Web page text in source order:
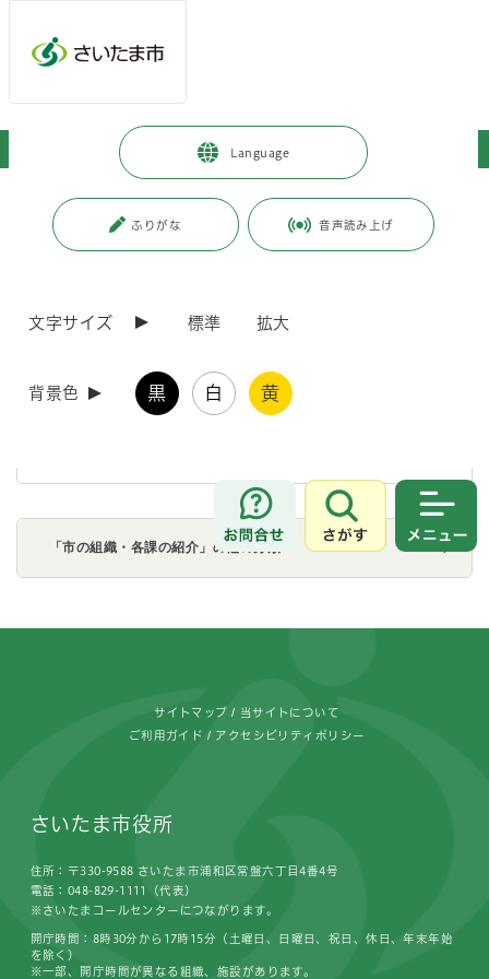
Language
ふりがな 音声読み上げ
文字サイズ 標準 拡大
背景色 黒 白 黄
お問合せ
さがす
市政情報 市の組織・各課の紹介 市の組織図
市の組織図
さいたま市の組織の紹介
さいたま市では簡素で効率的な組織を目指しています。
さいたま市の組織図はこちらです。
「市の組織・各課の紹介」の他の分類
サイトマップ 当サイトについて
ご利用ガイド アクセシビリティポリシー
さいたま市役所
住所：〒330-9588 さいたま市浦和区常盤六丁目4番4号
電話：048-829-1111（代表）
※さいたまコールセンターにつながります。
開庁時間：8時30分から17時15分（土曜日、日曜日、祝日、休日、年末年始
を除く）
※一部、開庁時間が異なる組織、施設があります。